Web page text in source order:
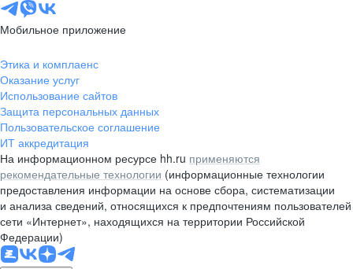
Мобильное приложение
Этика и комплаенс
Оказание услуг
Использование сайтов
Защита персональных данных
Пользовательское соглашение
ИТ аккредитация
На информационном ресурсе hh.ru применяются
рекомендательные технологии (информационные технологии
предоставления информации на основе сбора, систематизации
и анализа сведений, относящихся к предпочтениям пользователей
сети «Интернет», находящихся на территории Российской
Федерации)